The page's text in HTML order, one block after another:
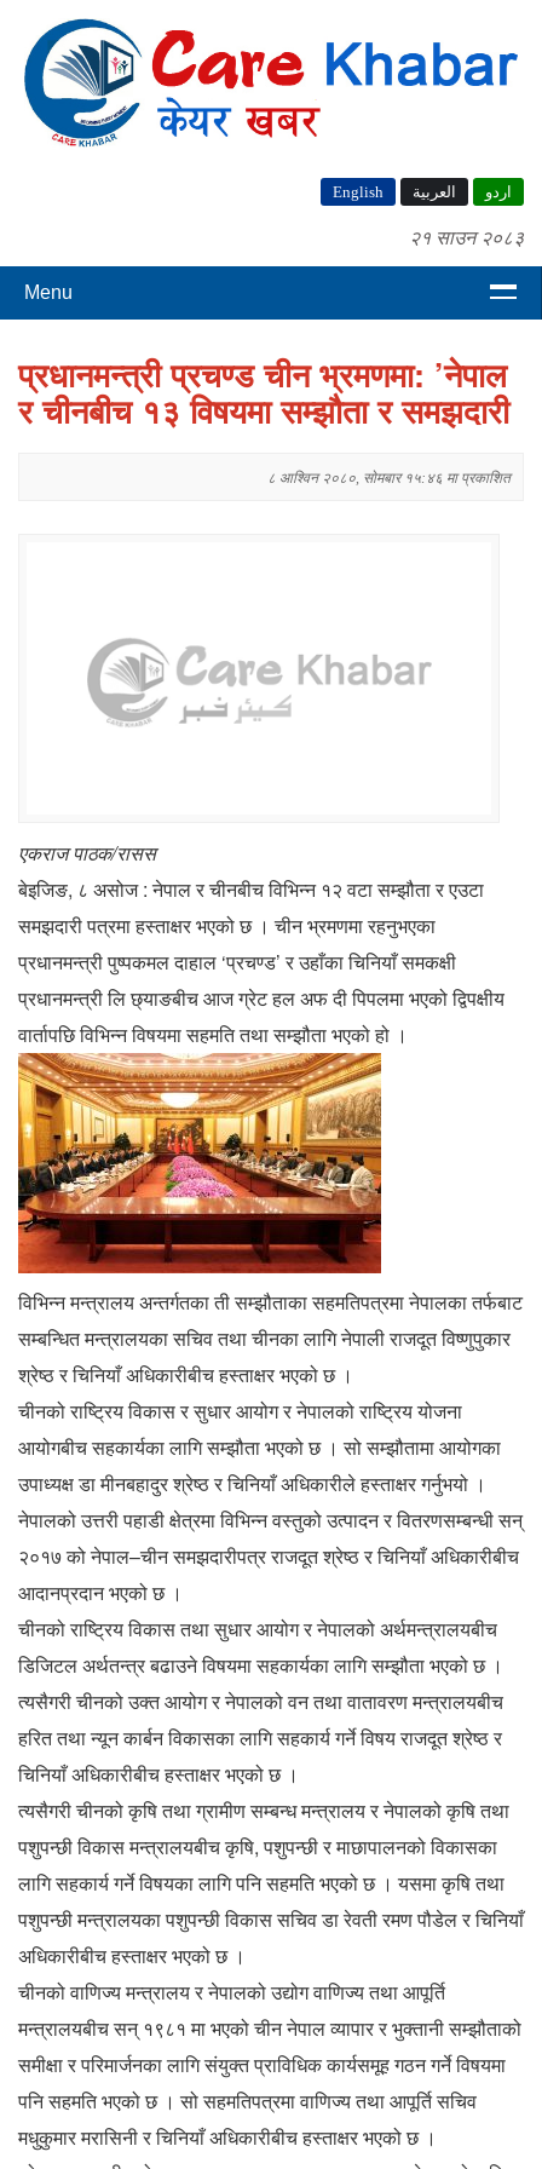
English اردو العربية
२१ साउन २०८३
Menu
प्रधानमन्त्री प्रचण्ड चीन भ्रमणमा: ’नेपाल
र चीनबीच १३ विषयमा सम्झौता र समझदारी
८ आश्विन २०८०, सोमबार १५:४६ मा प्रकाशित
एकराजपाठक/रासस
बेइजिङ, ८ असोज : नेपाल र चीनबीच विभिन्न १२ वटा सम्झौता र एउटा
समझदारी पत्रमा हस्ताक्षर भएको छ । चीन भ्रमणमा रहनुभएका
प्रधानमन्त्री पुष्पकमल दाहाल ‘प्रचण्ड’ र उहाँका चिनियाँ समकक्षी
प्रधानमन्त्री लि छ्याङबीच आज ग्रेट हल अफ दी पिपलमा भएको द्विपक्षीय
वार्तापछि विभिन्न विषयमा सहमति तथा सम्झौता भएको हो ।
विभिन्न मन्त्रालय अन्तर्गतका ती सम्झौताका सहमतिपत्रमा नेपालका तर्फबाट
सम्बन्धित मन्त्रालयका सचिव तथा चीनका लागि नेपाली राजदूत विष्णुपुकार
श्रेष्ठ र चिनियाँ अधिकारीबीच हस्ताक्षर भएको छ ।
चीनको राष्ट्रिय विकास र सुधार आयोग र नेपालको राष्ट्रिय योजना
आयोगबीच सहकार्यका लागि सम्झौता भएको छ । सो सम्झौतामा आयोगका
उपाध्यक्ष डा मीनबहादुर श्रेष्ठ र चिनियाँ अधिकारीले हस्ताक्षर गर्नुभयो ।
नेपालको उत्तरी पहाडी क्षेत्रमा विभिन्न वस्तुको उत्पादन र वितरणसम्बन्धी सन्
२०१७ को नेपाल–चीन समझदारीपत्र राजदूत श्रेष्ठ र चिनियाँ अधिकारीबीच
आदानप्रदान भएको छ ।
चीनको राष्ट्रिय विकास तथा सुधार आयोग र नेपालको अर्थमन्त्रालयबीच
डिजिटल अर्थतन्त्र बढाउने विषयमा सहकार्यका लागि सम्झौता भएको छ ।
त्यसैगरी चीनको उक्त आयोग र नेपालको वन तथा वातावरण मन्त्रालयबीच
हरित तथा न्यून कार्बन विकासका लागि सहकार्य गर्ने विषय राजदूत श्रेष्ठ र
चिनियाँ अधिकारीबीच हस्ताक्षर भएको छ ।
त्यसैगरी चीनको कृषि तथा ग्रामीण सम्बन्ध मन्त्रालय र नेपालको कृषि तथा
पशुपन्छी विकास मन्त्रालयबीच कृषि, पशुपन्छी र माछापालनको विकासका
लागि सहकार्य गर्ने विषयका लागि पनि सहमति भएको छ । यसमा कृषि तथा
पशुपन्छी मन्त्रालयका पशुपन्छी विकास सचिव डा रेवती रमण पौडेल र चिनियाँ
अधिकारीबीच हस्ताक्षर भएको छ ।
चीनको वाणिज्य मन्त्रालय र नेपालको उद्योग वाणिज्य तथा आपूर्ति
मन्त्रालयबीच सन् १९८१ मा भएको चीन नेपाल व्यापार र भुक्तानी सम्झौताको
समीक्षा र परिमार्जनका लागि संयुक्त प्राविधिक कार्यसमूह गठन गर्ने विषयमा
पनि सहमति भएको छ । सो सहमतिपत्रमा वाणिज्य तथा आपूर्ति सचिव
मधुकुमार मरासिनी र चिनियाँ अधिकारीबीच हस्ताक्षर भएको छ ।